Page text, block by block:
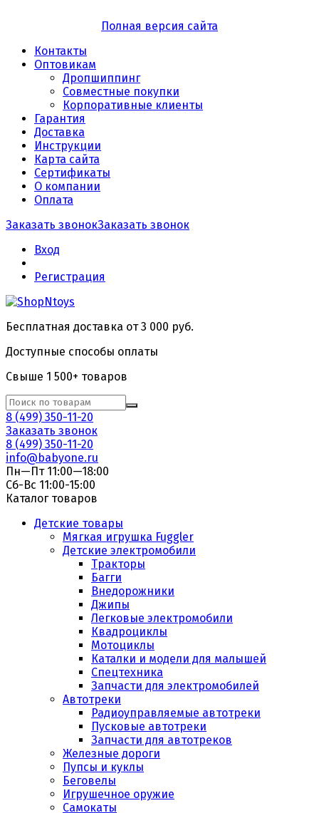
Полная версия сайта
Контакты
Оптовикам
Дропшиппинг
Совместные покупки
Корпоративные клиенты
Гарантия
Доставка
Инструкции
Карта сайта
Сертификаты
О компании
Оплата
Заказать звонокЗаказать звонок
Вход
Регистрация
Бесплатная доставка от 3 000 руб.
Доступные способы оплаты
Свыше 1 500+ товаров
8 (499) 350-11-20
Заказать звонок
8 (499) 350-11-20
info@babyone.ru
Пн—Пт 11:00—18:00
Сб-Вс 11:00-15:00
Каталог товаров
Детские товары
Мягкая игрушка Fuggler
Детские электромобили
Тракторы
Багги
Внедорожники
Джипы
Легковые электромобили
Квадроциклы
Мотоциклы
Каталки и модели для малышей
Спецтехника
Запчасти для электромобилей
Автотреки
Радиоуправляемые автотреки
Пусковые автотреки
Запчасти для автотреков
Железные дороги
Пупсы и куклы
Беговелы
Игрушечное оружие
Самокаты